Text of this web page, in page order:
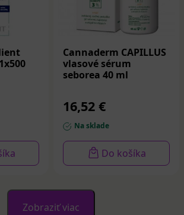
Cannaderm CAPILLUS
vlasové sérum
seborea 40 ml
16,52 €
Na sklade
Do košíka
Zobraziť viac